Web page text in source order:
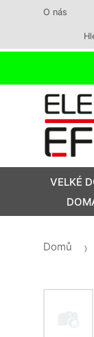
O nás
VELKÉ
Domů